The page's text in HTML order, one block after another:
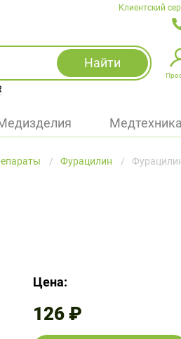
Клиентский
Найти
Избранное
Войти
Медтехника
Фурацилин Фурацилин
Цена:
126 ₽